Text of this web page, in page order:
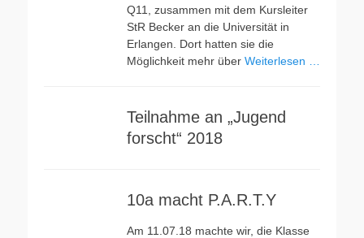
Q11, zusammen mit dem Kursleiter
StR Becker an die Universität in
Erlangen. Dort hatten sie die
Möglichkeit mehr über Weiterlesen …
Teilnahme an „Jugend
forscht“ 2018
10a macht P.A.R.T.Y
Am 11.07.18 machte wir, die Klasse